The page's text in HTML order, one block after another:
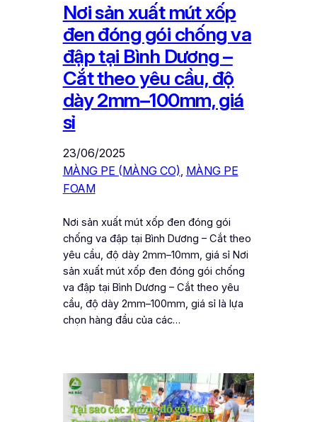
Nơi sản xuất mút xốp
đen đóng gói chống va
đập tại Bình Dương –
Cắt theo yêu cầu, độ
dày 2mm–100mm, giá
sỉ
23/06/2025
MÀNG PE (MÀNG CO), MÀNG PE
FOAM
Nơi sản xuất mút xốp đen đóng gói
chống va đập tại Bình Dương – Cắt theo
yêu cầu, độ dày 2mm–10mm, giá sỉ Nơi
sản xuất mút xốp đen đóng gói chống
va đập tại Bình Dương – Cắt theo yêu
cầu, độ dày 2mm–100mm, giá sỉ là lựa
chọn hàng đầu của các…